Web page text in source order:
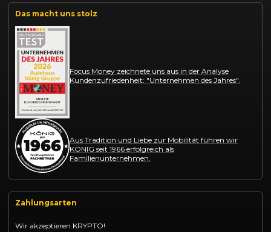
Das macht uns stolz
Focus Money zeichnete uns aus in der Analyse
Kundenzufriedenheit: "Unternehmen des Jahres".
Aus Tradition und Liebe zur Mobilität führen wir
KÖNIG seit 1966 erfolgreich als
Familienunternehmen.
Zahlungsarten
Wir akzeptieren KRYPTO!